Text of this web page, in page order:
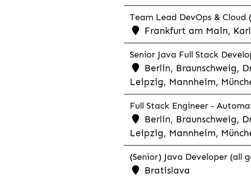
Team Lead DevOps & Cloud
Frankfurt am Main,
Senior Java Full Stack
Berlin, Braunschweig,
Leipzig, Mannheim,
Full Stack Engineer -
Berlin, Braunschweig,
Leipzig, Mannheim,
(Senior) Java Developer (all
Bratislava